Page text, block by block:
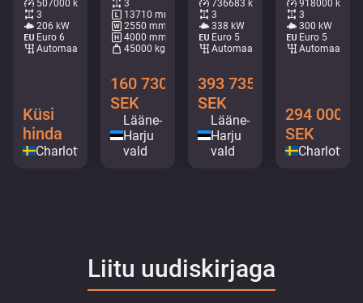
507000 km
3
206 kW
Euro 6
Automaat
Küsi
hinda
Charlottenberg
3
13710 mm
2550 mm
4000 mm
45000 kg
160 730
SEK
Lääne-
Harju
vald
736683 km
3
338 kW
Euro 5
Automaat
393 735
SEK
Lääne-
Harju
vald
918000 km
3
300 kW
Euro 5
Automaat
294 000
SEK
Liitu uudiskirjaga